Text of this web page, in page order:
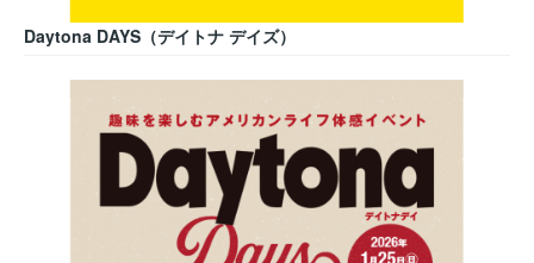
Daytona DAYS（デイトナ デイズ）